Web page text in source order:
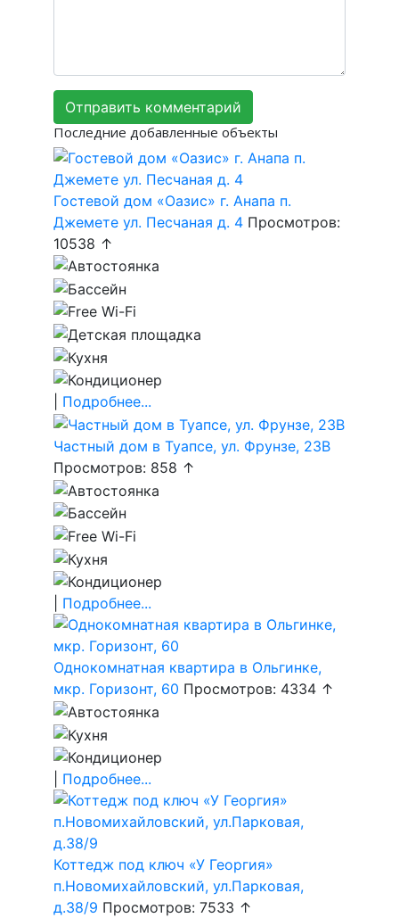
Последние добавленные объекты
Гостевой дом «Оазис» г. Анапа п.
Джемете ул. Песчаная д. 4 Просмотров:
10538 ↑
Подробнее...
Частный дом в Туапсе, ул. Фрунзе, 23В
Просмотров: 858 ↑
Подробнее...
Однокомнатная квартира в Ольгинке,
мкр. Горизонт, 60 Просмотров: 4334 ↑
Подробнее...
Коттедж под ключ «У Георгия»
п.Новомихайловский, ул.Парковая,
д.38/9 Просмотров: 7533 ↑